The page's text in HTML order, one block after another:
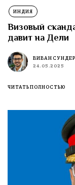
ИНДИЯ
Визовый
давит на Дели
ВИВАН
24.05.2025
ЧИТАТЬ ПОЛНОСТЬЮ